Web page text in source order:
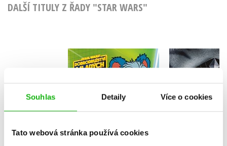
Souhlas Detaily Více o cookies
Tato webová stránka používá cookies
DALŠÍ TITULY Z ŘADY "STAR WARS"
Star Wars -
mladých Jediů -
Mega omalovánky a
aktivity
Kolektiv
Star Wars
S. T.